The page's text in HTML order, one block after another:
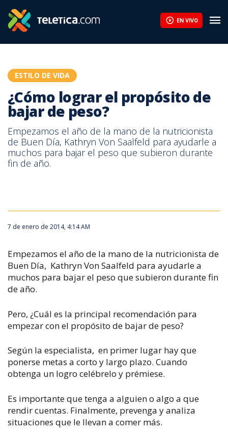
EN VIVO
ESTILO DE VIDA
¿Cómo lograr el propósito de
bajar de peso?
Empezamos el año de la mano de la nutricionista
de Buen Día, Kathryn Von Saalfeld para ayudarle a
muchos para bajar el peso que subieron durante
fin de año.
7 de enero de 2014, 4:14 AM
Empezamos el año de la mano de la nutricionista de
Buen Día, Kathryn Von Saalfeld para ayudarle a
muchos para bajar el peso que subieron durante fin
de año.
Pero, ¿Cuál es la principal recomendación para
empezar con el propósito de bajar de peso?
Según la especialista, en primer lugar hay que
ponerse metas a corto y largo plazo. Cuando
obtenga un logro celébrelo y prémiese.
Es importante que tenga a alguien o algo a que
rendir cuentas. Finalmente, prevenga y analiza
situaciones que le llevan a comer más.